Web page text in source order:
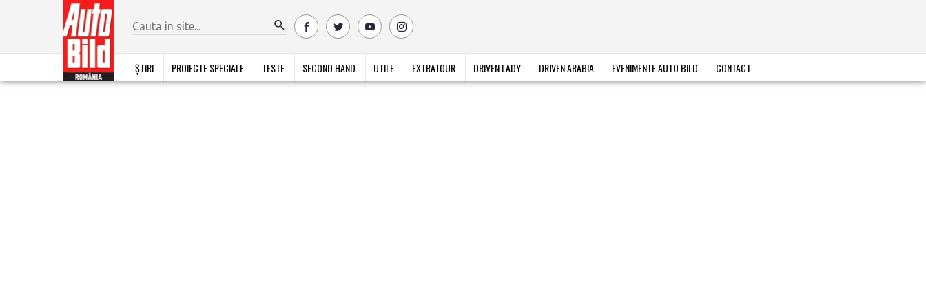
ȘTIRI PROIECTE SPECIALE TESTE SECOND HAND UTILE EXTRATOUR DRIVEN LADY DRIVEN ARABIA EVENIMENTE AUTO BILD CONTACT